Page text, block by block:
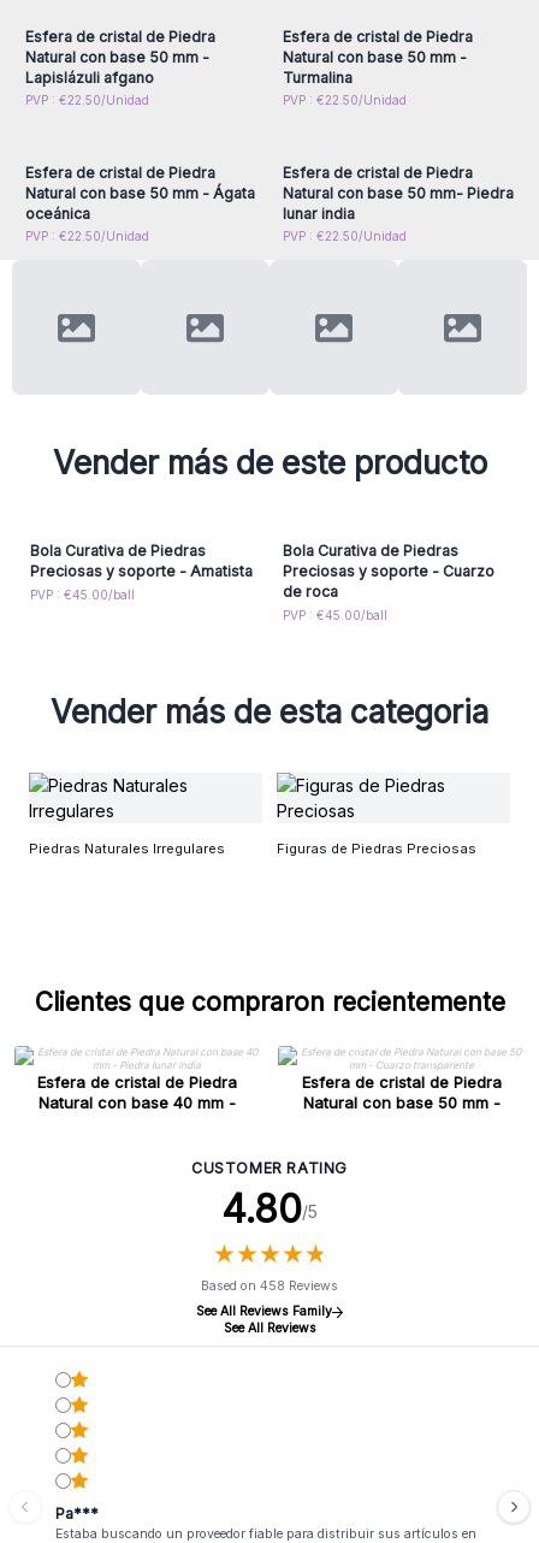
Esfera de cristal de Piedra
Natural con base 50 mm -
Lapislázuli afgano
PVP : €22.50/Unidad
Esfera de cristal de Piedra
Natural con base 50 mm -
Turmalina
PVP : €22.50/Unidad
Inicie sesión o regístrese
Esfera de cristal de Piedra
Natural con base 50 mm - Ágata
oceánica
PVP : €22.50/Unidad
Inicie sesión o regístrese
Esfera de cristal de Piedra
Natural con base 50 mm- Piedra
lunar india
PVP : €22.50/Unidad
Vender más de este producto
Bola Curativa de Piedras
Preciosas y soporte - Amatista
PVP : €45.00/ball
Bola Curativa de Piedras
Preciosas y soporte - Cuarzo
de roca
PVP : €45.00/ball
Vender más de esta categoria
Piedras Naturales Irregulares Figuras de Piedras Preciosas
Clientes que compraron recientemente
Esfera de cristal de Piedra
Natural con base 40 mm -
Esfera de cristal de Piedra
Natural con base 50 mm -
CUSTOMER RATING
4.80/5
★★★★★
★★★★★
Based on 458 Reviews
See All Reviews Family
See All Reviews
Pa***
Estaba buscando un proveedor fiable para distribuir sus artículos en